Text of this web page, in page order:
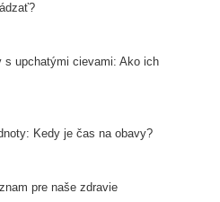
s upchatými cievami: Ako ich
Kedy je čas na obavy?
pre naše zdravie